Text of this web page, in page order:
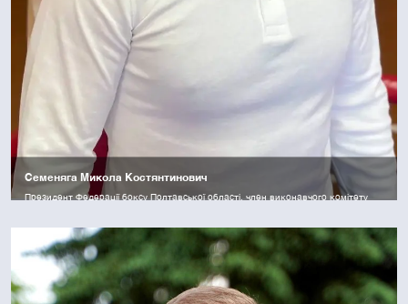
Семеняга Микола Костянтинович
Президент Федерації боксу Полтавської області, член виконавчого комітету